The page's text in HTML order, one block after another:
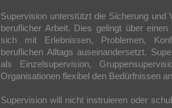
Supervision unterstützt die Sicherung und
beruflicher Arbeit. Dies gelingt über
sich mit Erlebnissen, Problemen,
beruflichen Alltags auseinandersetzt.
als Einzelsupervision,
Organisationen flexibel den Bedürfnissen
Supervision will nicht instruieren oder